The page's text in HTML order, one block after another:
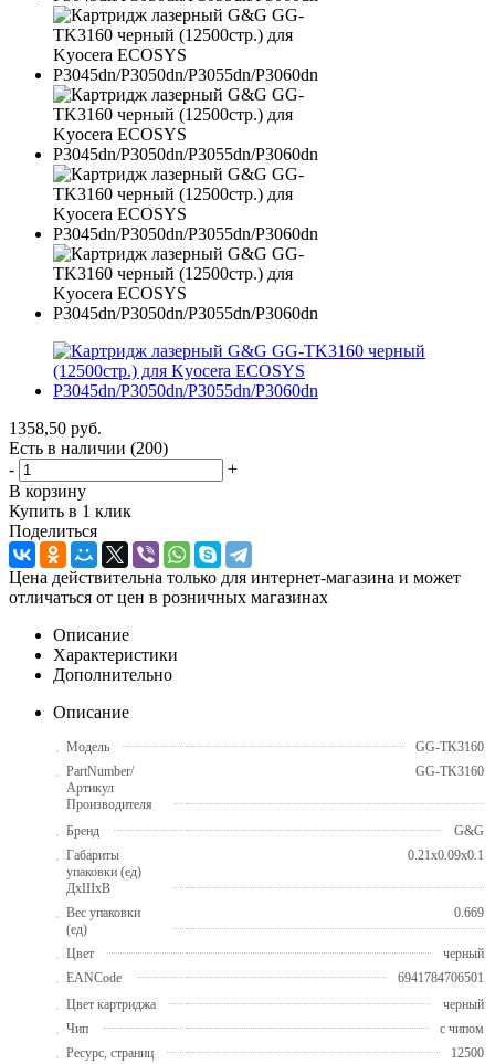
1358,50 руб.
Есть в наличии (200)
-
+
В корзину
Купить в 1 клик
Поделиться
Цена действительна только для интернет-магазина и может
отличаться от цен в розничных магазинах
Описание
Характеристики
Дополнительно
Описание
Модель
GG-TK3160
PartNumber/
Артикул
Производителя
GG-TK3160
Бренд
G&G
Габариты
упаковки (ед)
ДхШхВ
0.21x0.09x0.1
Вес упаковки
(ед)
0.669
Цвет
черный
EANCode
6941784706501
Цвет картриджа
черный
Чип
с чипом
Ресурс, страниц
12500